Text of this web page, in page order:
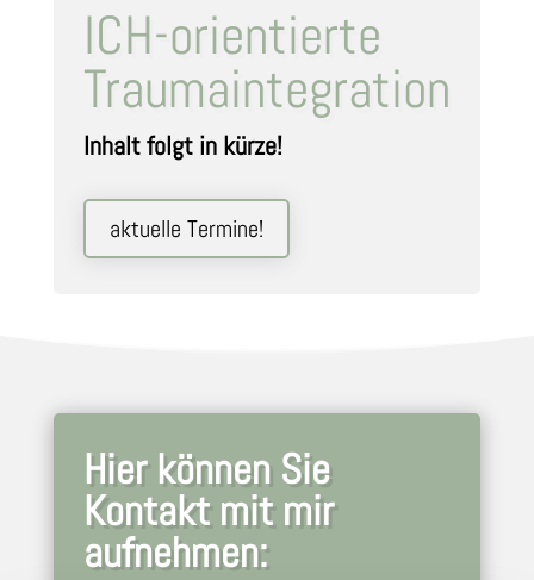
ICH-orientierte
Traumaintegration
Inhalt folgt in kürze!
aktuelle Termine!
Hier können Sie
Kontakt mit mir
aufnehmen: